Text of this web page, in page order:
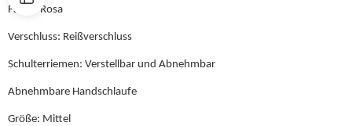
Farbe: Rosa
Verschluss: Reißverschluss
Schulterriemen: Verstellbar und Abnehmbar
Abnehmbare Handschlaufe
Größe: Mittel